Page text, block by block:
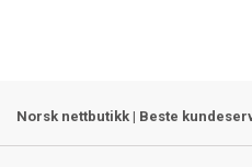
Norsk nettbutikk | Beste